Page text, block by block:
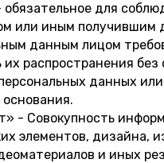
для
или иным получившим
данным лицом
их распространения без
данных
основания.
- Совокупность
элементов, дизайна,
и иных